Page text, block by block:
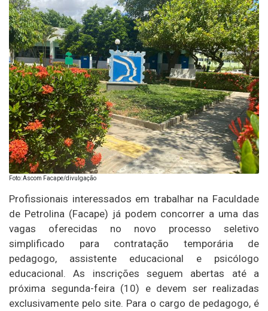
Foto: Ascom Facape/divulgação
Profissionais interessados em trabalhar na Faculdade
de Petrolina (Facape) já podem concorrer a uma das
vagas oferecidas no novo processo seletivo
simplificado para contratação temporária de
pedagogo, assistente educacional e psicólogo
educacional. As inscrições seguem abertas até a
próxima segunda-feira (10) e devem ser realizadas
exclusivamente pelo site. Para o cargo de pedagogo, é